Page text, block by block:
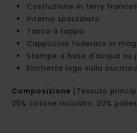
Costruzione in terry
Interno spazzolato
Tasca a toppa
Cappuccio foderato in
Stampe a base d'acqua su
Etichetta logo sulla
Composizione
[Tessuto
25% cotone riciclato, 20%